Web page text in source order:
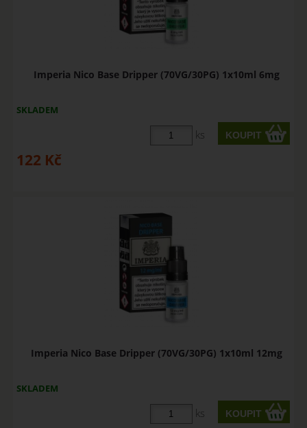
Imperia Nico Base Dripper (70VG/30PG) 1x10ml 6mg
SKLADEM
ks
122 Kč
Imperia Nico Base Dripper (70VG/30PG) 1x10ml 12mg
SKLADEM
ks